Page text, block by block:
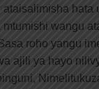
hata
wangu
roho yangu
ajili ya hayo